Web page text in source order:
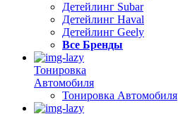
Детейлинг Subar
Детейлинг Haval
Детейлинг Geely
Все Бренды
Тонировка
Автомобиля
Тонировка Автомобиля